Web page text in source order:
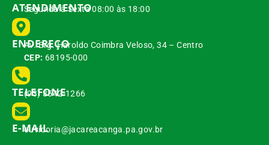
ATENDIMENTO
Segunda à Sexta 08:00 às 18:00
ENDEREÇO
Av. Brg. Haroldo Coimbra Veloso, 34 – Centro
CEP: 68195-000
TELEFONE
(93) 3542-1266
E-MAIL
ouvidoria@jacareacanga.pa.gov.br